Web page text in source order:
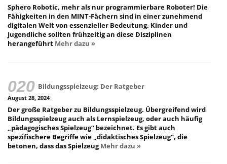
Sphero Robotic, mehr als nur programmierbare Roboter! Die
Fähigkeiten in den MINT-Fächern sind in einer zunehmend
digitalen Welt von essenzieller Bedeutung. Kinder und
Jugendliche sollten frühzeitig an diese Disziplinen
herangeführt Mehr dazu »
Bildungsspielzeug: Der Ratgeber
August 28, 2024
Der große Ratgeber zu Bildungsspielzeug. Übergreifend wird
Bildungsspielzeug auch als Lernspielzeug, oder auch häufig
„pädagogisches Spielzeug“ bezeichnet. Es gibt auch
spezifischere Begriffe wie „didaktisches Spielzeug“, die
betonen, dass das SpielzeugMehr dazu »